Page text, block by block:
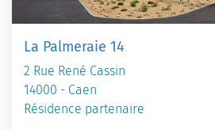
La Palmeraie 14
2 Rue René Cassin
14000 - Caen
Résidence partenaire